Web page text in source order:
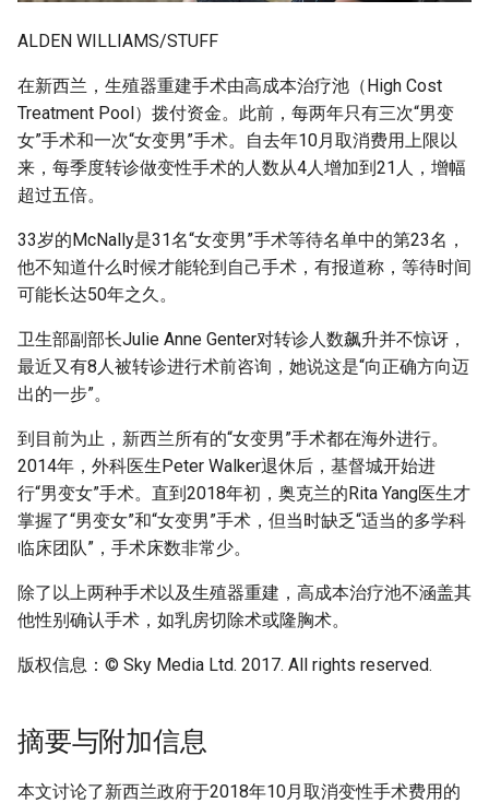
ALDEN WILLIAMS/STUFF
在新西兰，生殖器重建手术由高成本治疗池（High Cost
Treatment Pool）拨付资金。此前，每两年只有三次“男变
女”手术和一次“女变男”手术。自去年10月取消费用上限以
来，每季度转诊做变性手术的人数从4人增加到21人，增幅
超过五倍。
33岁的McNally是31名“女变男”手术等待名单中的第23名，
他不知道什么时候才能轮到自己手术，有报道称，等待时间
可能长达50年之久。
卫生部副部长Julie Anne Genter对转诊人数飙升并不惊讶，
最近又有8人被转诊进行术前咨询，她说这是“向正确方向迈
出的一步”。
到目前为止，新西兰所有的“女变男”手术都在海外进行。
2014年，外科医生Peter Walker退休后，基督城开始进
行“男变女”手术。直到2018年初，奥克兰的Rita Yang医生才
掌握了“男变女”和“女变男”手术，但当时缺乏“适当的多学科
临床团队”，手术床数非常少。
除了以上两种手术以及生殖器重建，高成本治疗池不涵盖其
他性别确认手术，如乳房切除术或隆胸术。
版权信息：© Sky Media Ltd. 2017. All rights reserved.
摘要与附加信息
本文讨论了新西兰政府于2018年10月取消变性手术费用的